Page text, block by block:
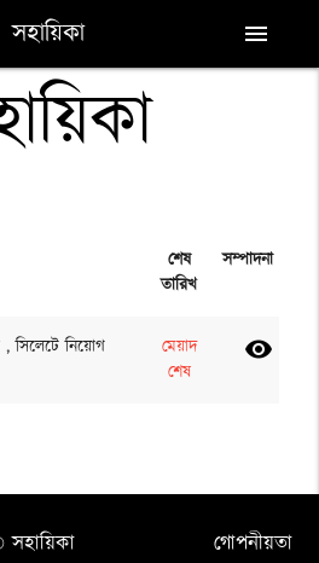
সহায়িকা menu
শেষ
তারিখ
সম্পাদনা
, সিলেটে নিয়োগ
মেয়াদ
শেষ
visibility
গোপনীয়তা